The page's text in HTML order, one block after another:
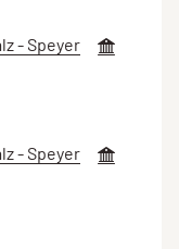
- Speyer
- Speyer